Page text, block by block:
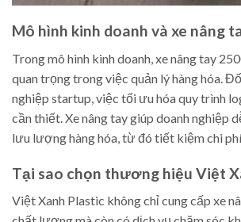
Mô hình kinh doanh và xe nâng
Trong mô hình kinh doanh, xe nâng tay
quan trọng trong việc quản lý hàng hóa.
nghiệp startup, việc tối ưu hóa quy trình
cần thiết. Xe nâng tay giúp doanh nghiệp
lưu lượng hàng hóa, từ đó tiết kiệm chi
Tại sao chọn thương hiệu Việt
Việt Xanh Plastic không chỉ cung cấp xe